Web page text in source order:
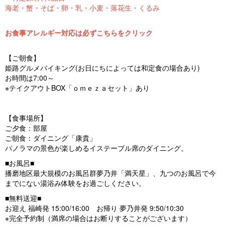
海老・蟹・そば・卵・乳・小麦・落花生・くるみ
お食事アレルギー対応は必ずこちらをクリック
【ご朝食】
姫路グルメバイキング(お日にちによっては和定食の場合あり)
お時間は7:00～
※テイクアウトBOX「ｏｍｅｚａセット」あり
【食事場所】
ご夕食：部屋
ご朝食：ダイニング「康貴」
パノラマの景色が楽しめるイステーブル席のダイニング。
■お風呂■
播磨地区最大規模のお風呂群夢乃井「満天星」、九つのお風呂で今
までにない湯浴み体験をお過ごしください。
■無料送迎■
お迎え 福崎発 15:00/16:00 お帰り 夢乃井発 9:50/10:30
※完全予約制（満席の場合はお断りすることがございます）